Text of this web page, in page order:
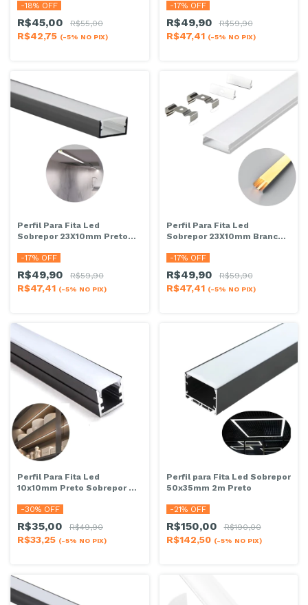
-18% OFF
R$45,00 R$55,00
R$42,75 (-5% NO PIX)
-17% OFF
R$49,90 R$59,90
R$47,41 (-5% NO PIX)
Perfil Para Fita Led
Sobrepor 23X10mm Preto
-17% OFF
R$49,90 R$59,90
R$47,41 (-5% NO PIX)
Perfil Para Fita Led
Sobrepor 23X10mm Branco
-17% OFF
R$49,90 R$59,90
R$47,41 (-5% NO PIX)
Perfil Para Fita Led
10x10mm Preto Sobrepor 2
-30% OFF
R$35,00 R$49,90
R$33,25 (-5% NO PIX)
Perfil para Fita Led Sobrepor
50x35mm 2m Preto
-21% OFF
R$150,00 R$190,00
R$142,50 (-5% NO PIX)